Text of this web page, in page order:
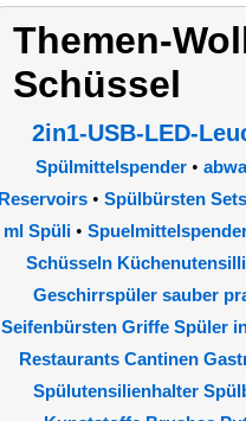
Themen-
Schüssel
2in1-USB-LED-
Spülmittelspender•
Reservoirs• Spülbürsten Sets
ml Spüli•
Schüsseln
Geschirrspüler sauber
Seifenbürsten Griffe Spüler
Restaurants Cantinen
Spülutensilienhalter